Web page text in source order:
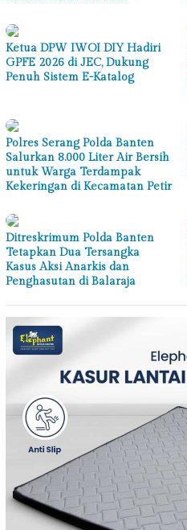
Ketua DPW IWOI DIY Hadiri
GPFE 2026 di JEC, Dukung
Penuh Sistem E-Katalog
Polres Serang Polda Banten
Salurkan 8.000 Liter Air Bersih
untuk Warga Terdampak
Kekeringan di Kecamatan Petir
Ditreskrimum Polda Banten
Tetapkan Dua Tersangka
Kasus Aksi Anarkis dan
Penghasutan di Balaraja